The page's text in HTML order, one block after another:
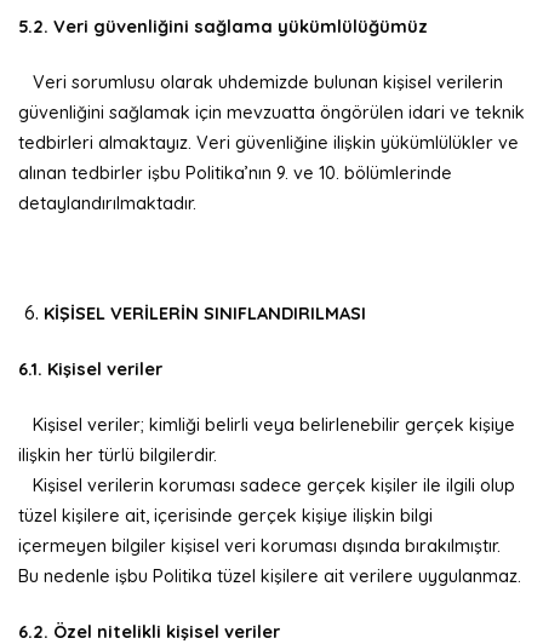
5.2. Veri güvenliğini sağlama yükümlülüğümüz
Veri sorumlusu olarak uhdemizde bulunan kişisel verilerin
güvenliğini sağlamak için mevzuatta öngörülen idari ve teknik
tedbirleri almaktayız. Veri güvenliğine ilişkin yükümlülükler ve
alınan tedbirler işbu Politika’nın 9. ve 10. bölümlerinde
detaylandırılmaktadır.
KİŞİSEL VERİLERİN SINIFLANDIRILMASI
6.1. Kişisel veriler
Kişisel veriler; kimliği belirli veya belirlenebilir gerçek kişiye
ilişkin her türlü bilgilerdir.
Kişisel verilerin koruması sadece gerçek kişiler ile ilgili olup
tüzel kişilere ait, içerisinde gerçek kişiye ilişkin bilgi
içermeyen bilgiler kişisel veri koruması dışında bırakılmıştır.
Bu nedenle işbu Politika tüzel kişilere ait verilere uygulanmaz.
6.2. Özel nitelikli kişisel veriler